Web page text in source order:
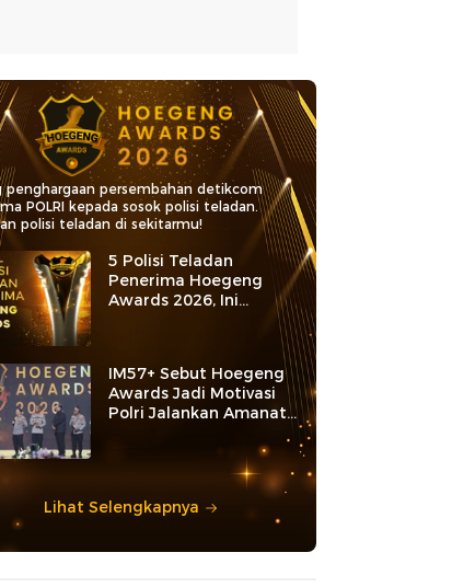
penghargaan persembahan detikcom
POLRI kepada sosok polisi teladan.
polisi teladan di sekitarmu!
5 Polisi Teladan
Penerima Hoegeng
Awards 2026, Ini
Kategori dan Kiprahnya
IM57+ Sebut Hoegeng
Awards Jadi Motivasi
Polri Jalankan Amanat
Lihat Selengkapnya